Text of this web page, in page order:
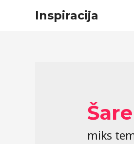
Inspiracija
miks